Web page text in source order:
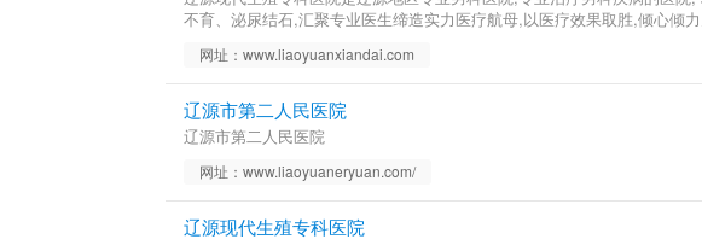
不育、泌尿结石,汇聚专业医生缔造实力医疗航母,以医疗效果取胜,倾心倾力
网址：www.liaoyuanxiandai.com
辽源市第二人民医院
辽源市第二人民医院
网址：www.liaoyuaneryuan.com/
辽源现代生殖专科医院